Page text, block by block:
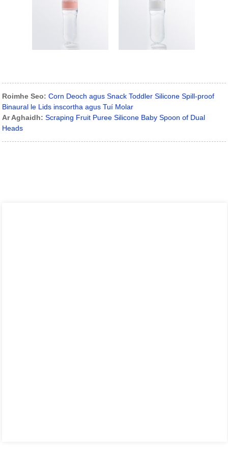
Roimhe Seo: Corn Deoch agus Snack Toddler Silicone Spill-proof
Binaural le Lids inscortha agus Tuí Molar
Ar Aghaidh: Scraping Fruit Puree Silicone Baby Spoon of Dual
Heads